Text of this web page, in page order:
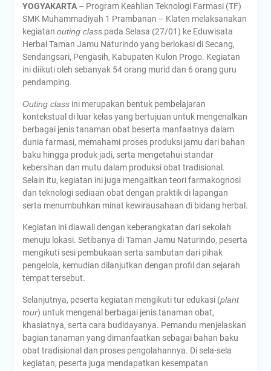
YOGYAKARTA– Program Keahlian Teknologi Farmasi (TF)
SMK Muhammadiyah 1 Prambanan – Klaten melaksanakan
kegiatan outing classpada Selasa (27/01) ke Eduwisata
Herbal Taman Jamu Naturindo yang berlokasi di Secang,
Sendangsari, Pengasih, Kabupaten Kulon Progo. Kegiatan
ini diikuti oleh sebanyak 54 orang murid dan 6 orang guru
pendamping.
Outing classini merupakan bentuk pembelajaran
kontekstual di luar kelas yang bertujuan untuk mengenalkan
berbagai jenis tanaman obat beserta manfaatnya dalam
dunia farmasi, memahami proses produksi jamu dari bahan
baku hingga produk jadi, serta mengetahui standar
kebersihan dan mutu dalam produksi obat tradisional.
Selain itu, kegiatan ini juga mengaitkan teori farmakognosi
dan teknologi sediaan obat dengan praktik di lapangan
serta menumbuhkan minat kewirausahaan di bidang herbal.
Kegiatan ini diawali dengan keberangkatan dari sekolah
menuju lokasi. Setibanya di Taman Jamu Naturindo, peserta
mengikuti sesi pembukaan serta sambutan dari pihak
pengelola, kemudian dilanjutkan dengan profil dan sejarah
tempat tersebut.
Selanjutnya, peserta kegiatan mengikuti tur edukasi (plant
tour) untuk mengenal berbagai jenis tanaman obat,
khasiatnya, serta cara budidayanya. Pemandu menjelaskan
bagian tanaman yang dimanfaatkan sebagai bahan baku
obat tradisional dan proses pengolahannya. Di sela-sela
kegiatan, peserta juga mendapatkan kesempatan